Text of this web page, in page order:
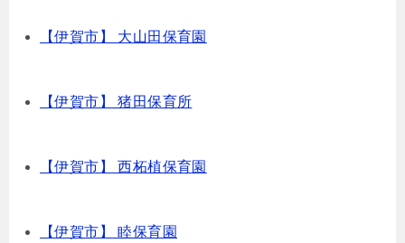
【伊賀市】 大山田保育園
【伊賀市】 猪田保育所
【伊賀市】 西柘植保育園
【伊賀市】 睦保育園